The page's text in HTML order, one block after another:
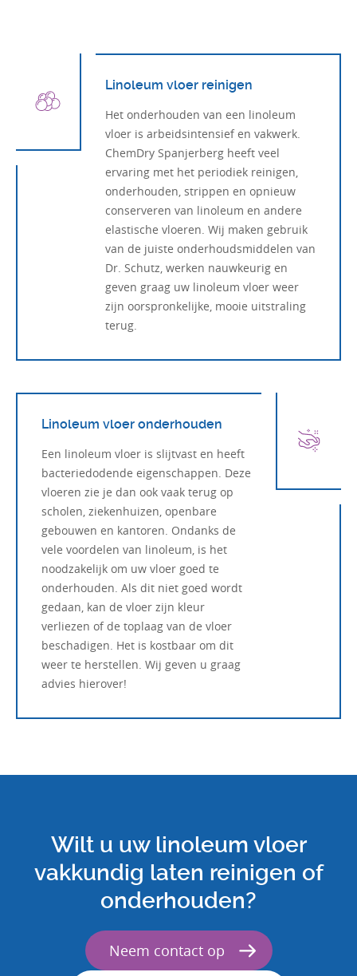
Linoleum vloer reinigen
Het onderhouden van een linoleum
vloer is arbeidsintensief en vakwerk.
ChemDry Spanjerberg heeft veel
ervaring met het periodiek reinigen,
onderhouden, strippen en opnieuw
conserveren van linoleum en andere
elastische vloeren. Wij maken gebruik
van de juiste onderhoudsmiddelen van
Dr. Schutz, werken nauwkeurig en
geven graag uw linoleum vloer weer
zijn oorspronkelijke, mooie uitstraling
terug.
Linoleum vloer onderhouden
Een linoleum vloer is slijtvast en heeft
bacteriedodende eigenschappen. Deze
vloeren zie je dan ook vaak terug op
scholen, ziekenhuizen, openbare
gebouwen en kantoren. Ondanks de
vele voordelen van linoleum, is het
noodzakelijk om uw vloer goed te
onderhouden. Als dit niet goed wordt
gedaan, kan de vloer zijn kleur
verliezen of de toplaag van de vloer
beschadigen. Het is kostbaar om dit
weer te herstellen. Wij geven u graag
advies hierover!
Wilt u uw linoleum vloer
vakkundig laten reinigen of
onderhouden?
Neem contact op